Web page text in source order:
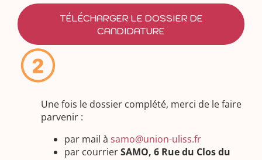
TÉLÉCHARGER LE DOSSIER DE
CANDIDATURE
Une fois le dossier complété, merci de le faire
parvenir :
par mail à samo@union-uliss.fr
par courrierSAMO, 6 Rue du Clos du